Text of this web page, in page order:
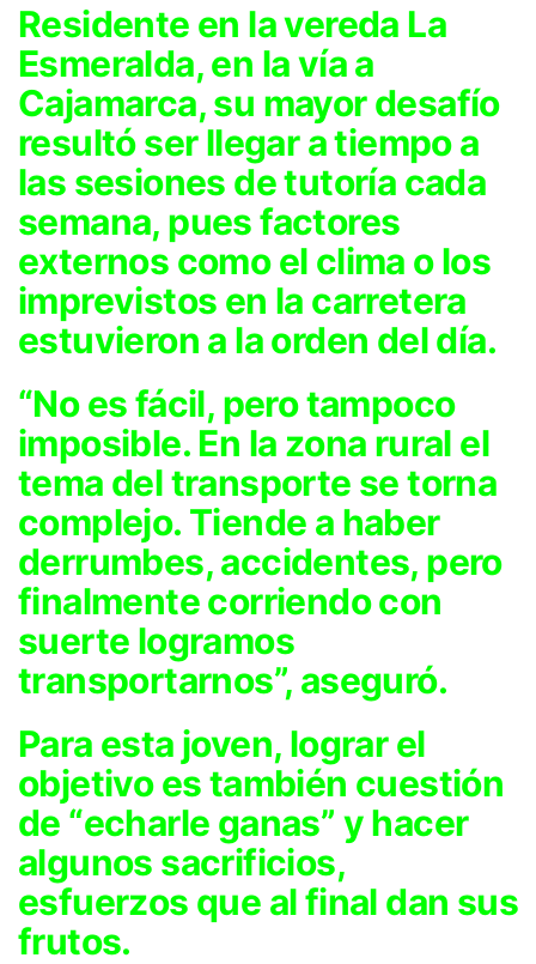
Residente en la vereda La
Esmeralda, en la vía a
Cajamarca, su mayor desafío
resultó ser llegar a tiempo a
las sesiones de tutoría cada
semana, pues factores
externos como el clima o los
imprevistos en la carretera
estuvieron a la orden del día.
“No es fácil, pero tampoco
imposible. En la zona rural el
tema del transporte se torna
complejo. Tiende a haber
derrumbes, accidentes, pero
finalmente corriendo con
suerte logramos
transportarnos”, aseguró.
Para esta joven, lograr el
objetivo es también cuestión
de “echarle ganas” y hacer
algunos sacrificios,
esfuerzos que al final dan sus
frutos.